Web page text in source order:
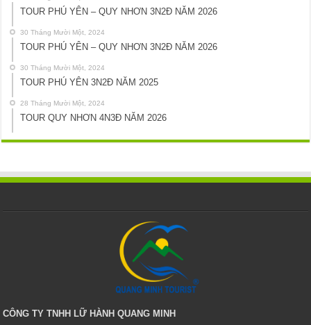
TOUR PHÚ YÊN – QUY NHƠN 3N2Đ NĂM 2026
30 Tháng Mười Một, 2024
TOUR PHÚ YÊN – QUY NHƠN 3N2Đ NĂM 2026
30 Tháng Mười Một, 2024
TOUR PHÚ YÊN 3N2Đ NĂM 2025
28 Tháng Mười Một, 2024
TOUR QUY NHƠN 4N3Đ NĂM 2026
CÔNG TY TNHH LỮ HÀNH QUANG MINH